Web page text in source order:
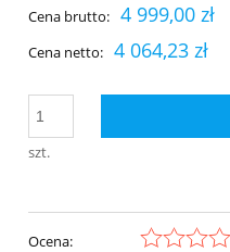
Cena brutto: 4 999,00 zł
Cena netto: 4 064,23 zł
szt.
Ocena: